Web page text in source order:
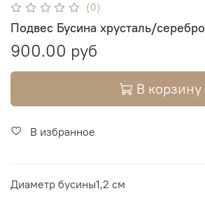
(0)
Подвес Бусина хрусталь/серебро
900.00 руб
В корзину
В избранное
Диаметр бусины1,2 см